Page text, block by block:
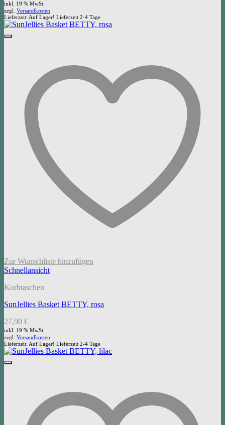
inkl. 19 % MwSt.
zzgl. Versandkosten
Lieferzeit: Auf Lager! Lieferzeit 2-4 Tage
Zur Wunschliste hinzufügen
Schnellansicht
Korbtaschen
SunJellies Basket BETTY, rosa
27,90 €
inkl. 19 % MwSt.
zzgl. Versandkosten
Lieferzeit: Auf Lager! Lieferzeit 2-4 Tage